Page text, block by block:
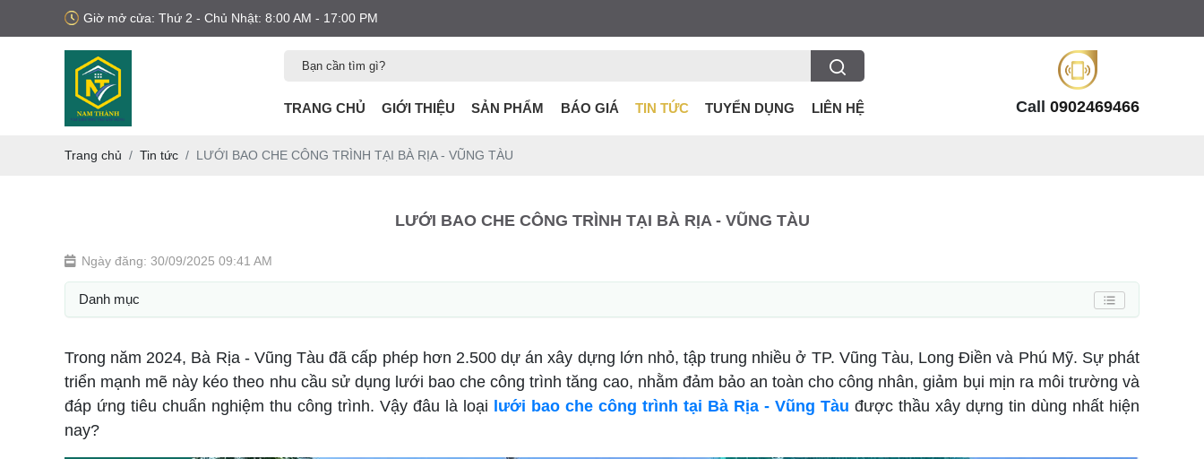
Giờ mở cửa: Thứ 2 - Chủ Nhật: 8:00 AM - 17:00 PM
TRANG CHỦ GIỚI THIỆU SẢN PHẨM BÁO GIÁ TIN TỨC TUYỂN DỤNG LIÊN HỆ Call 0902469466
Trang chủ Tin tức LƯỚI BAO CHE CÔNG TRÌNH TẠI BÀ RỊA - VŨNG TÀU
LƯỚI BAO CHE CÔNG TRÌNH TẠI BÀ RỊA - VŨNG TÀU
Ngày đăng: 30/09/2025 09:41 AM
Danh mục
Trong năm 2024, Bà Rịa - Vũng Tàu đã cấp phép hơn 2.500 dự án xây dựng lớn nhỏ, tập trung nhiều ở TP. Vũng Tàu, Long Điền và Phú Mỹ. Sự phát
triển mạnh mẽ này kéo theo nhu cầu sử dụng lưới bao che công trình tăng cao, nhằm đảm bảo an toàn cho công nhân, giảm bụi mịn ra môi trường và
đáp ứng tiêu chuẩn nghiệm thu công trình. Vậy đâu là loại
lưới bao che công trình tại Bà Rịa - Vũng Tàu được thầu xây dựng tin dùng nhất hiện
nay?